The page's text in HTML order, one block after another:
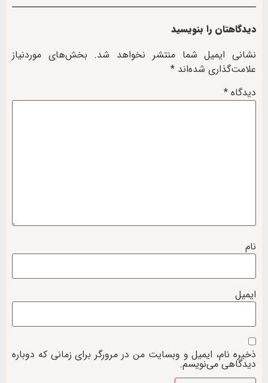
دیدگاهتان را بنویسید
نشانی ایمیل شما منتشر نخواهد شد. بخش‌های موردنیاز
علامت‌گذاری شده‌اند *
دیدگاه *
نام
ایمیل
ذخیره نام، ایمیل و وبسایت من در مرورگر برای زمانی که دوباره
دیدگاهی می‌نویسم.